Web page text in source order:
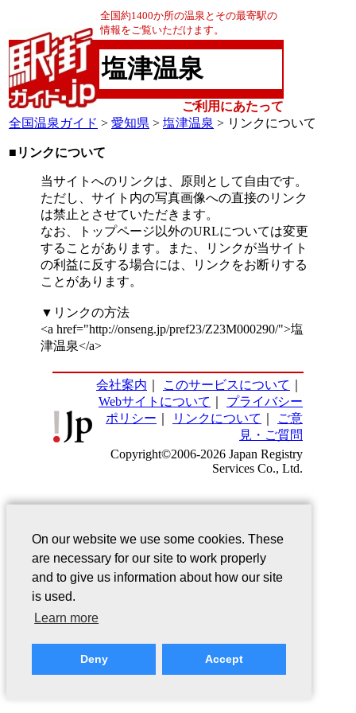
全国約1400か所の温泉とその最寄駅の
情報をご覧いただけます。
塩津温泉
ご利用にあたって
全国温泉ガイド > 愛知県 > 塩津温泉 > リンクについて
■リンクについて
当サイトへのリンクは、原則として自由です。
ただし、サイト内の写真画像への直接のリンク
は禁止とさせていただきます。
なお、トップページ以外のURLについては変更
することがあります。また、リンクが当サイト
の利益に反する場合には、リンクをお断りする
ことがあります。
▼リンクの方法
<a href="http://onseng.jp/pref23/Z23M000290/">塩
津温泉</a>
会社案内 このサービスについて
Webサイトについて
プライバシー
ポリシー
リンクについて
ご意
見・ご質問
Copyright©2006-2026 Japan Registry
Services Co., Ltd.
On our website we use some cookies. These
are necessary for our site to work properly
and to give us information about how our site
is used.
Learn more
Deny Accept